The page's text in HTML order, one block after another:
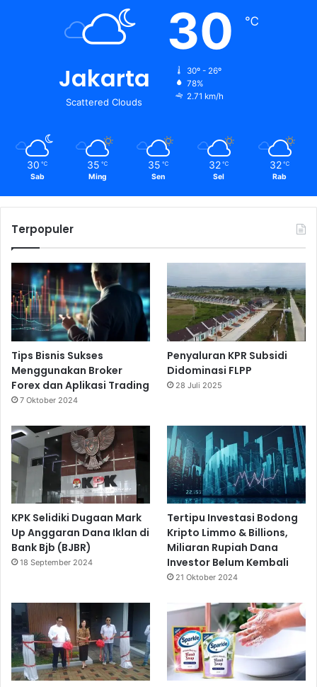
Jakarta
Scattered Clouds
30 ℃
30º - 26º
78%
2.71 km/h
30 ℃
Sab
35 ℃
Ming
35 ℃
Sen
32 ℃
Sel
32 ℃
Rab
Terpopuler
Tips Bisnis Sukses
Menggunakan Broker
Forex dan Aplikasi Trading
7 Oktober 2024
Penyaluran KPR Subsidi
Didominasi FLPP
28 Juli 2025
KPK Selidiki Dugaan Mark
Up Anggaran Dana Iklan di
Bank Bjb (BJBR)
18 September 2024
Tertipu Investasi Bodong
Kripto Limmo & Billions,
Miliaran Rupiah Dana
Investor Belum Kembali
21 Oktober 2024